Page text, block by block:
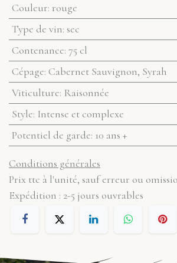
Couleur: rouge
Type de vin: sec
Contenance: 75 cl
Cépage: Cabernet Sauvignon, Syrah
Viticulture: Raisonnée
Style: Intense et complexe
Potentiel de garde: 10 ans +
Conditions générales
Prix ttc à l'unité, sauf erreur ou
Expédition : 2-5 jours ouvrables